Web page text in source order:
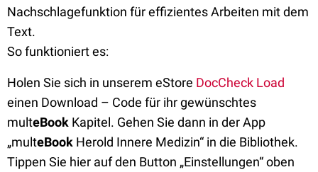
Nachschlagefunktion für effizientes Arbeiten mit dem
Text.
So funktioniert es:
Holen Sie sich in unserem eStore DocCheck Load
einen Download – Code für ihr gewünschtes
multeBook Kapitel. Gehen Sie dann in der App
„multeBook Herold Innere Medizin“ in die Bibliothek.
Tippen Sie hier auf den Button „Einstellungen“ oben